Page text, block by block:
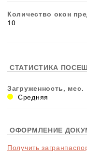
Количество окон
10
СТАТИСТИКА
Загруженность, мес.
Средняя
ОФОРМЛЕНИЕ
Получить